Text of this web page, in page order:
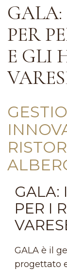
GALA:
PER
E GLI
GALA:
PER I
GALA è il
progettato